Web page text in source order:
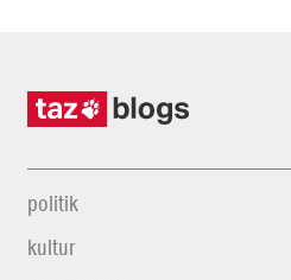
politik
kultur